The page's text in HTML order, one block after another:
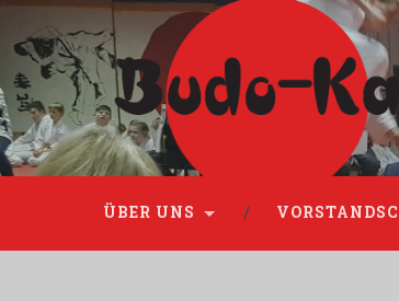
Please disable Adblock!
ÜBER UNS